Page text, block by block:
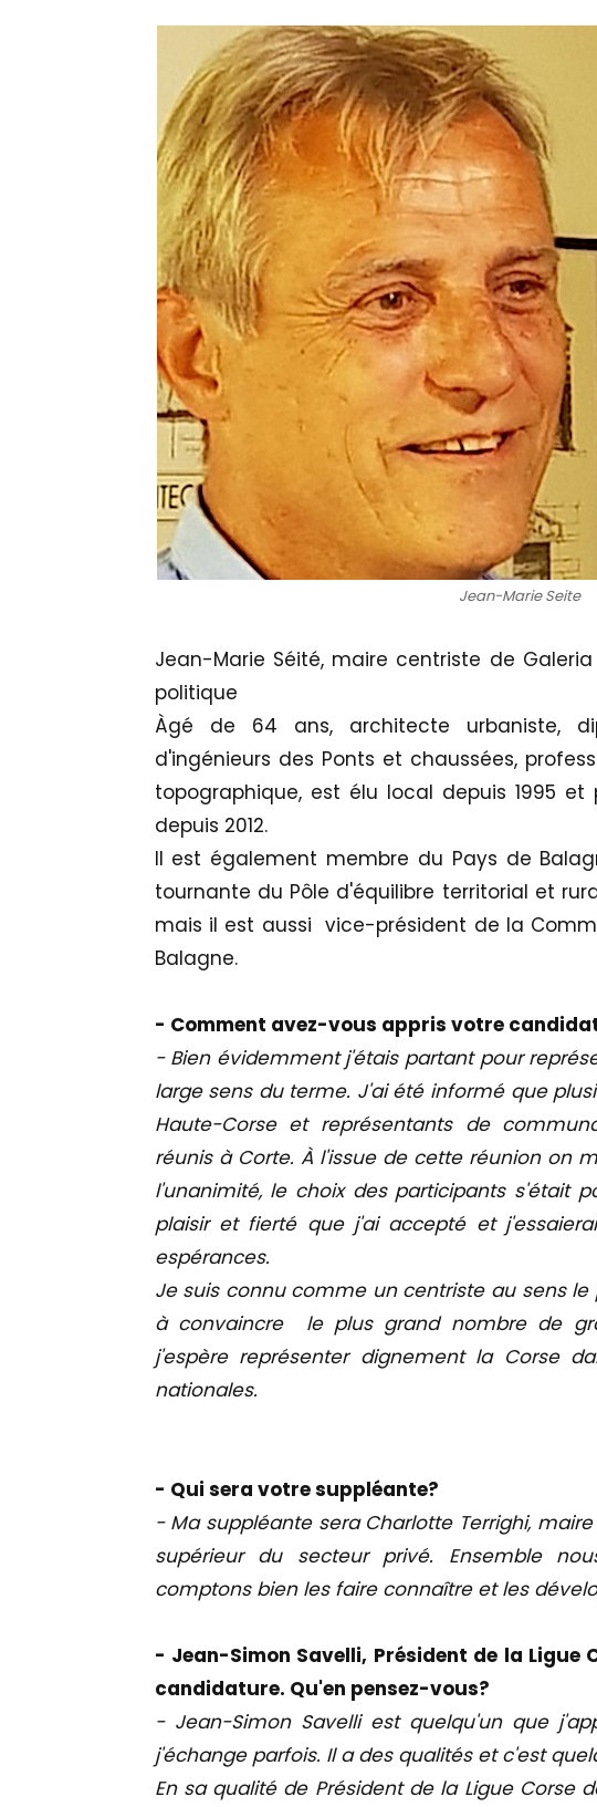
Jean-Marie Seite
Jean-Marie Séité, maire centriste de
politique
Àgé de 64 ans, architecte urbaniste,
d'ingénieurs des Ponts et chaussées,
topographique, est élu local depuis 1995
depuis 2012.
Il est également membre du Pays de
tournante du Pôle d'équilibre territorial et
mais il est aussi vice-président de la
Balagne.
- Comment avez-vous appris votre
- Bien évidemment j'étais partant pour
large sens du terme. J'ai été informé que
Haute-Corse et représentants de
réunis à Corte. À l'issue de cette réunion on
l'unanimité, le choix des participants s'était
plaisir et fierté que j'ai accepté et
espérances.
Je suis connu comme un centriste au sens
à convaincre le plus grand nombre de
j'espère représenter dignement la Corse
nationales.
- Qui sera votre suppléante?
- Ma suppléante sera Charlotte Terrighi,
supérieur du secteur privé. Ensemble
comptons bien les faire connaître et les
- Jean-Simon Savelli, Président de la Ligue
candidature. Qu'en pensez-vous?
- Jean-Simon Savelli est quelqu'un que
j'échange parfois. Il a des qualités et c'est
En sa qualité de Président de la Ligue Corse